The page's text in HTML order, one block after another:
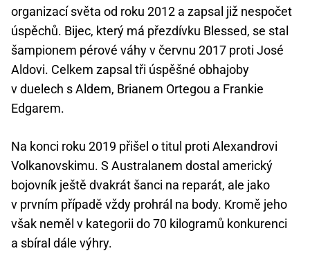
organizací světa od roku 2012 a zapsal již nespočet
úspěchů. Bijec, který má přezdívku Blessed, se stal
šampionem pérové váhy v červnu 2017 proti José
Aldovi. Celkem zapsal tři úspěšné obhajoby
v duelech s Aldem, Brianem Ortegou a Frankie
Edgarem.
Na konci roku 2019 přišel o titul proti Alexandrovi
Volkanovskimu. S Australanem dostal americký
bojovník ještě dvakrát šanci na reparát, ale jako
v prvním případě vždy prohrál na body. Kromě jeho
však neměl v kategorii do 70 kilogramů konkurenci
a sbíral dále výhry.